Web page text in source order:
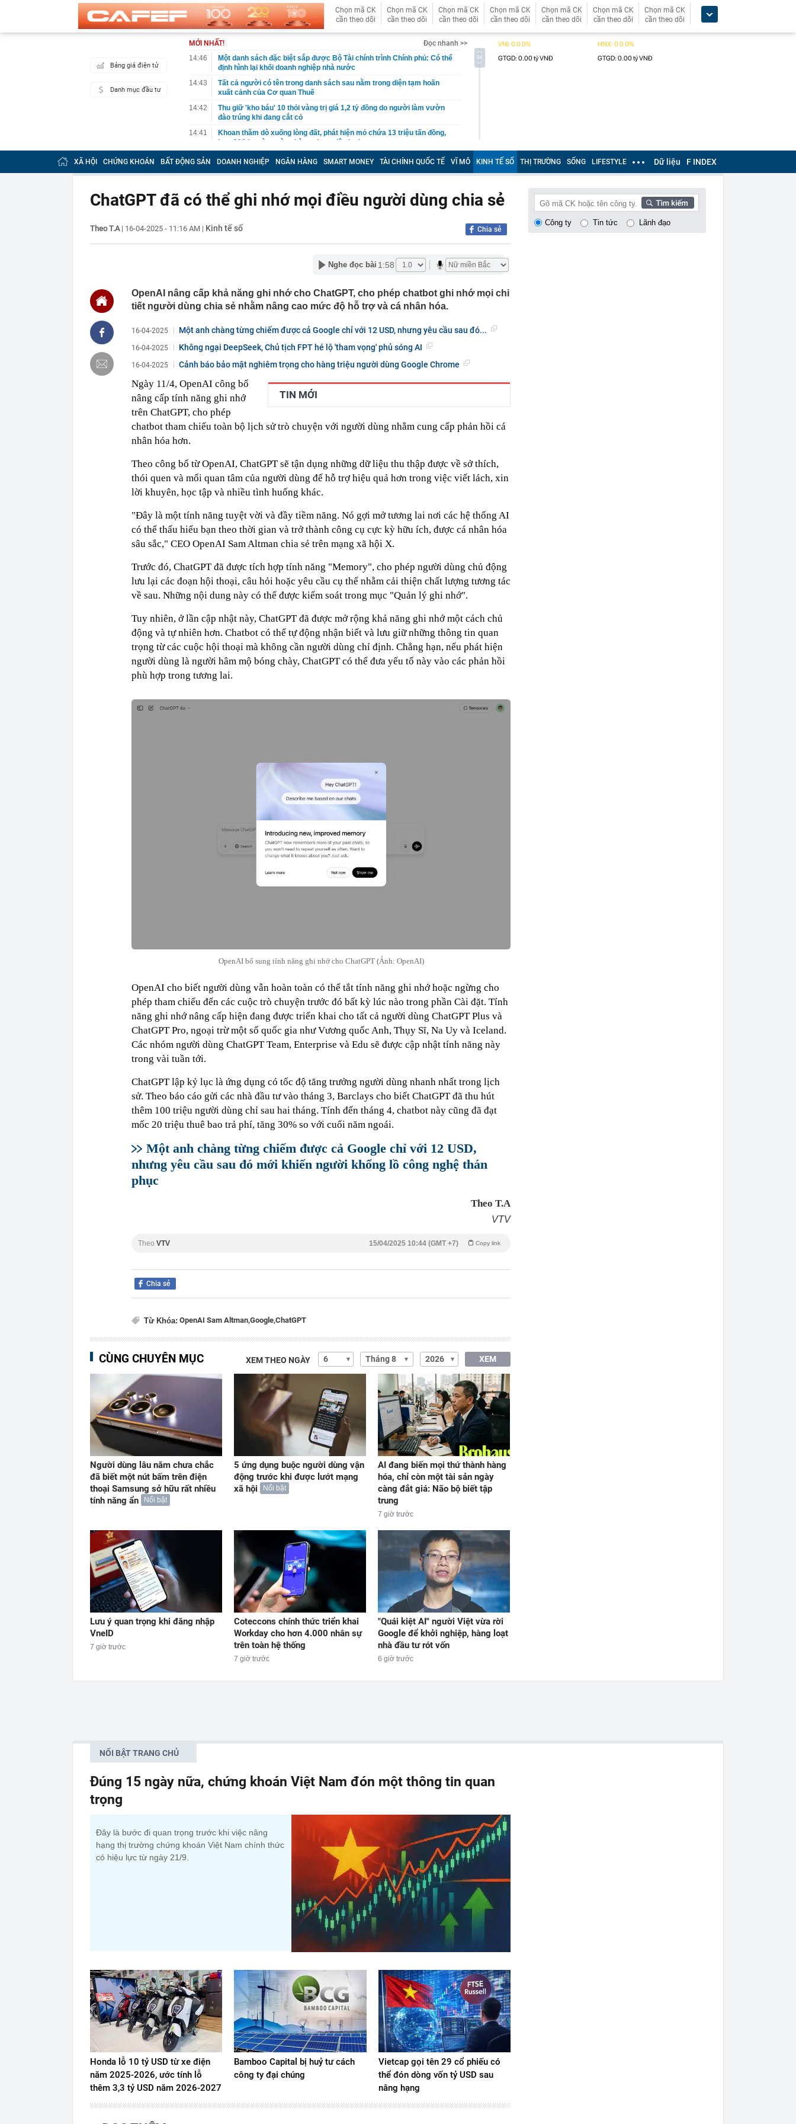
Chọn mã CK
cần theo dõi
Chọn mã CK
cần theo dõi
Chọn mã CK
cần theo dõi
Chọn mã CK
cần theo dõi
Chọn mã CK
cần theo dõi
Chọn mã CK
cần theo dõi
Chọn mã CK
cần theo dõi
Bảng giá điện tử
Danh mục đầu tư
MỚI NHẤT!
Đọc nhanh >>
14:46
Một danh sách đặc biệt sắp được Bộ Tài chính trình Chính phủ: Có thể
định hình lại khối doanh nghiệp nhà nước
14:43
Tất cả người có tên trong danh sách sau nằm trong diện tạm hoãn
xuất cảnh của Cơ quan Thuế
14:42
Thu giữ 'kho báu' 10 thỏi vàng trị giá 1,2 tỷ đồng do người làm vườn
đào trúng khi đang cắt cỏ
14:41
Khoan thăm dò xuống lòng đất, phát hiện mỏ chứa 13 triệu tấn đồng,
hơn 900 kg vàng cùng hàng chục triệu kg bạc
14:40
Người phụ nữ đến ngân hàng rút 350 triệu sau khi gặp lại bạn cũ trên
MXH, nhân viên lập tức báo công an
lịch nhóm: "Bỏ 40 tiếng lên lịch trình cho cả hội, bằng trọn một tuần đi
làm"
14:35
AI đang biến mọi thứ thành hàng hóa, chỉ còn một tài sản ngày càng
đắt giá: Não bộ biết tập trung
Bộ 'thúc' địa phương báo cáo tiến độ xây dựng cơ sở dữ liệu đất đai
14:33
Lưu ý quan trọng khi đăng nhập VneID
đẩy lên cao... người dân, doanh nghiệp là những đối tượng chịu tác
động lớn nhất
14:28
Đồ hộp Hạ Long thua lỗ kỷ lục trong quý 2
14:26
Bắt Chủ tịch công ty Mekolor 'nổ' muốn chi cả trăm tỷ USD làm đường
Coteccons chính thức triển khai Workday cho hơn 4.000 nhân sự trên
toàn hệ thống
14:25
Bữa cơm nhà miền Tây mẹ nấu cho Khoai Lang Thang
14:23
REE phát hành cổ phiếu ESOP với giá hời
14:20
Bán tải VinFast VF Wild bản tiêu chuẩn lần đầu xuất hiện: Vẫn có đèn
Bi-LED, ghế lái chỉnh cơ, lộ thông tin về hệ truyền động EREV
14:16
5 điều người sống tối giản lâu năm không còn làm: Người mới bắt đầu
XÃ HỘI CHỨNG KHOÁN BẤT ĐỘNG SẢN DOANH NGHIỆP NGÂN HÀNG SMART MONEY TÀI CHÍNH QUỐC TẾ VĨ MÔ KINH TẾ SỐ THỊ TRƯỜNG SỐNG LIFESTYLE Dữ liệu F INDEX
ChatGPT đã có thể ghi nhớ mọi điều người dùng chia sẻ
Theo T.A| 16-04-2025 - 11:16 AM | Kinh tế số Chia sẻ
Nghe đọc bài 1:58
OpenAI nâng cấp khả năng ghi nhớ cho ChatGPT, cho phép chatbot ghi nhớ mọi chi
tiết người dùng chia sẻ nhằm nâng cao mức độ hỗ trợ và cá nhân hóa.
16-04-2025 Một anh chàng từng chiếm được cả Google chỉ với 12 USD, nhưng yêu cầu sau đó...
16-04-2025 Không ngại DeepSeek, Chủ tịch FPT hé lộ 'tham vọng' phủ sóng AI
16-04-2025 Cảnh báo bảo mật nghiêm trọng cho hàng triệu người dùng Google Chrome
TIN MỚI
Ngày 11/4, OpenAI công bố
nâng cấp tính năng ghi nhớ
trên ChatGPT, cho phép
chatbot tham chiếu toàn bộ lịch sử trò chuyện với người dùng nhằm cung cấp phản hồi cá
nhân hóa hơn.
Theo công bố từ OpenAI, ChatGPT sẽ tận dụng những dữ liệu thu thập được về sở thích,
thói quen và mối quan tâm của người dùng để hỗ trợ hiệu quả hơn trong việc viết lách, xin
lời khuyên, học tập và nhiều tình huống khác.
"Đây là một tính năng tuyệt vời và đầy tiềm năng. Nó gợi mở tương lai nơi các hệ thống AI
có thể thấu hiểu bạn theo thời gian và trở thành công cụ cực kỳ hữu ích, được cá nhân hóa
sâu sắc," CEO OpenAI Sam Altman chia sẻ trên mạng xã hội X.
Trước đó, ChatGPT đã được tích hợp tính năng "Memory", cho phép người dùng chủ động
lưu lại các đoạn hội thoại, câu hỏi hoặc yêu cầu cụ thể nhằm cải thiện chất lượng tương tác
về sau. Những nội dung này có thể được kiểm soát trong mục "Quản lý ghi nhớ".
Tuy nhiên, ở lần cập nhật này, ChatGPT đã được mở rộng khả năng ghi nhớ một cách chủ
động và tự nhiên hơn. Chatbot có thể tự động nhận biết và lưu giữ những thông tin quan
trọng từ các cuộc hội thoại mà không cần người dùng chỉ định. Chẳng hạn, nếu phát hiện
người dùng là người hâm mộ bóng chày, ChatGPT có thể đưa yếu tố này vào các phản hồi
phù hợp trong tương lai.
OpenAI bổ sung tính năng ghi nhớ cho ChatGPT (Ảnh: OpenAI)
OpenAI cho biết người dùng vẫn hoàn toàn có thể tắt tính năng ghi nhớ hoặc ngừng cho
phép tham chiếu đến các cuộc trò chuyện trước đó bất kỳ lúc nào trong phần Cài đặt. Tính
năng ghi nhớ nâng cấp hiện đang được triển khai cho tất cả người dùng ChatGPT Plus và
ChatGPT Pro, ngoại trừ một số quốc gia như Vương quốc Anh, Thụy Sĩ, Na Uy và Iceland.
Các nhóm người dùng ChatGPT Team, Enterprise và Edu sẽ được cập nhật tính năng này
trong vài tuần tới.
ChatGPT lập kỷ lục là ứng dụng có tốc độ tăng trưởng người dùng nhanh nhất trong lịch
sử. Theo báo cáo gửi các nhà đầu tư vào tháng 3, Barclays cho biết ChatGPT đã thu hút
thêm 100 triệu người dùng chỉ sau hai tháng. Tính đến tháng 4, chatbot này cũng đã đạt
mốc 20 triệu thuê bao trả phí, tăng 30% so với cuối năm ngoái.
Một anh chàng từng chiếm được cả Google chỉ với 12 USD,
nhưng yêu cầu sau đó mới khiến người khổng lồ công nghệ thán
phục
Theo T.A
VTV
Theo VTV Copy link
15/04/2025 10:44 (GMT +7)
Chia sẻ
Từ Khóa: OpenAI Sam Altman,Google,ChatGPT
CÙNG CHUYÊN MỤC XEM THEO NGÀY XEM
Người dùng lâu năm chưa chắc
đã biết một nút bấm trên điện
thoại Samsung sở hữu rất nhiều
tính năng ẩn
Nổi bật
5 ứng dụng buộc người dùng vận
động trước khi được lướt mạng
xã hội
Nổi bật
AI đang biến mọi thứ thành hàng
hóa, chỉ còn một tài sản ngày
càng đắt giá: Não bộ biết tập
trung
7 giờ trước
Lưu ý quan trọng khi đăng nhập
VneID
7 giờ trước
Coteccons chính thức triển khai
Workday cho hơn 4.000 nhân sự
trên toàn hệ thống
7 giờ trước
"Quái kiệt AI" người Việt vừa rời
Google để khởi nghiệp, hàng loạt
nhà đầu tư rót vốn
6 giờ trước
Công ty Tin tức Lãnh đạo
NỔI BẬT TRANG CHỦ
Đúng 15 ngày nữa, chứng khoán Việt Nam đón một thông tin quan
trọng
Đây là bước đi quan trọng trước khi việc nâng
hạng thị trường chứng khoán Việt Nam chính thức
có hiệu lực từ ngày 21/9.
Honda lỗ 10 tỷ USD từ xe điện
năm 2025-2026, ước tính lỗ
thêm 3,3 tỷ USD năm 2026-2027
Bamboo Capital bị huỷ tư cách
công ty đại chúng
Vietcap gọi tên 29 cổ phiếu có
thể đón dòng vốn tỷ USD sau
nâng hạng